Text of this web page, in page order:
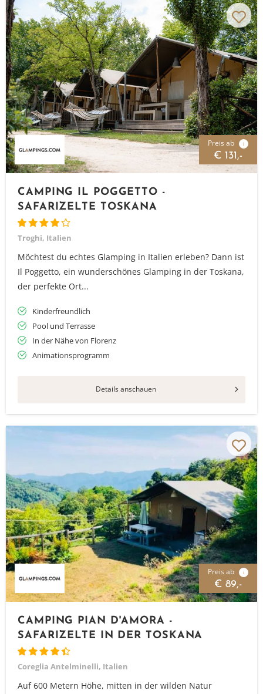
Preis ab i
€ 131,-
CAMPING IL POGGETTO -
SAFARIZELTE TOSKANA
Troghi, Italien
Möchtest du echtes Glamping in Italien erleben? Dann ist
Il Poggetto, ein wunderschönes Glamping in der Toskana,
der perfekte Ort...
Kinderfreundlich
Pool und Terrasse
In der Nähe von Florenz
Animationsprogramm
Details anschauen
Preis ab i
€ 89,-
CAMPING PIAN D'AMORA -
SAFARIZELTE IN DER TOSKANA
Coreglia Antelminelli, Italien
Auf 600 Metern Höhe, mitten in der wilden Natur
Vielen Dank für das Abonnieren unseres Newsletters.